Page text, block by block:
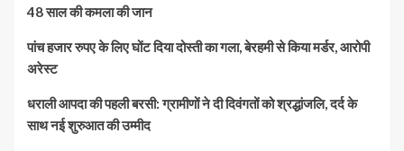
48 साल की कमला की जान
पांच हजार रुपए के लिए घोंट दिया दोस्ती का गला, बेरहमी से किया मर्डर, आरोपी
अरेस्ट
धराली आपदा की पहली बरसी: ग्रामीणों ने दी दिवंगतों को श्रद्धांजलि, दर्द के
साथ नई शुरुआत की उम्मीद